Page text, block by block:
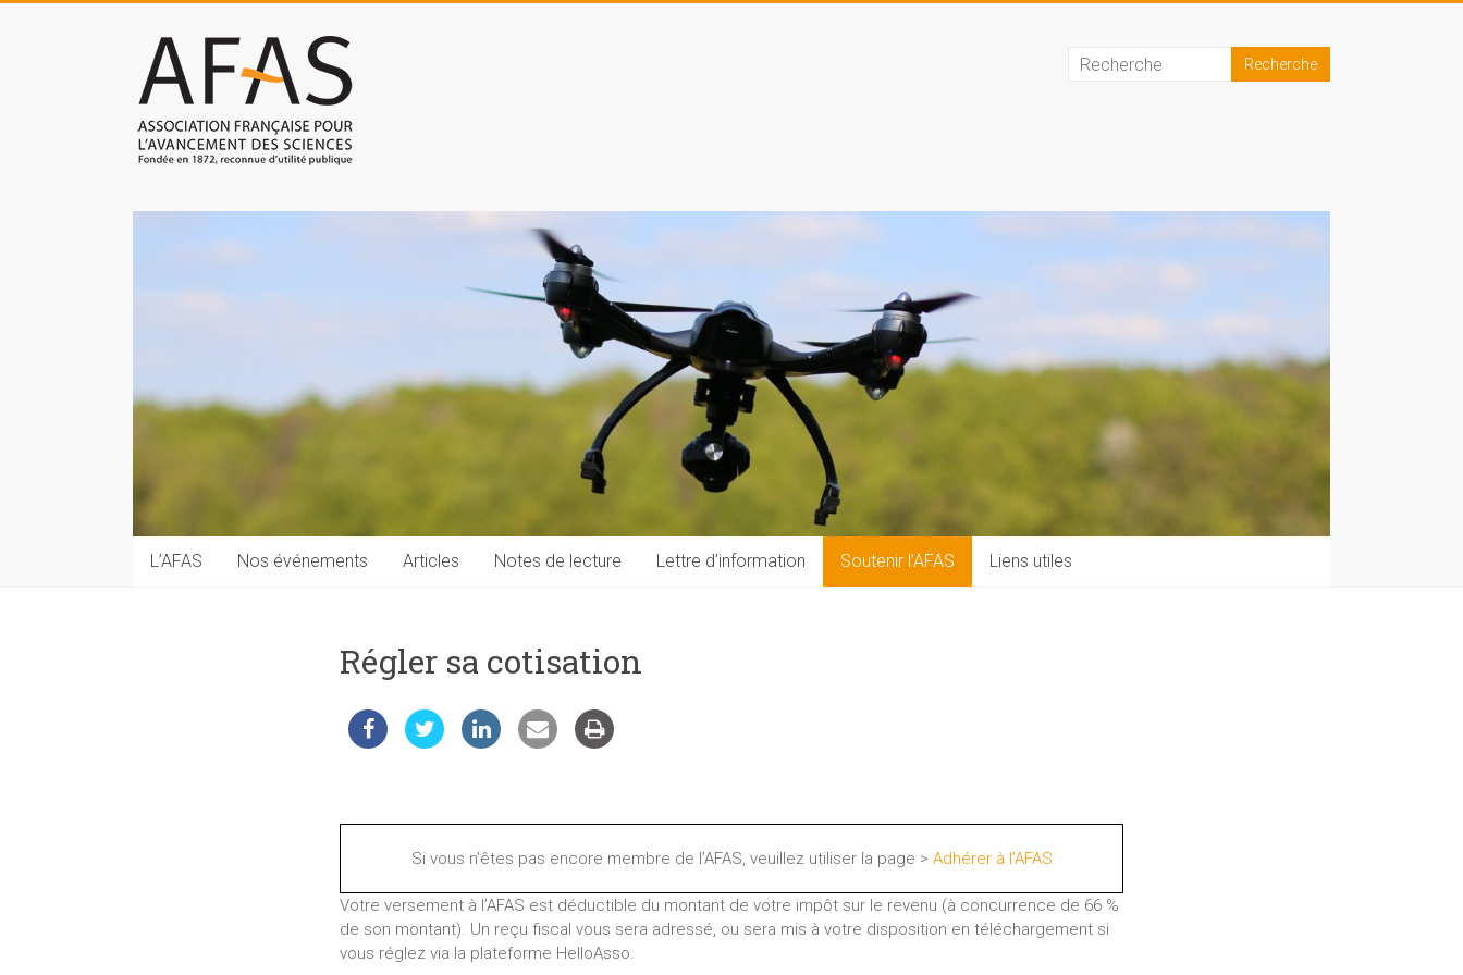
Association
française
pour
sciences
techniques
du
public
L’AFAS Nos événements Articles Notes de lecture Lettre d’information Soutenir l’AFAS Liens utiles
Régler sa cotisation
Si vous n’êtes pas encore membre de l’AFAS, veuillez utiliser la page > Adhérer à l’AFAS
Votre versement à l’AFAS est déductible du montant de votre impôt sur le revenu (à concurrence de 66 %
de son montant). Un reçu fiscal vous sera adressé, ou sera mis à votre disposition en téléchargement si
vous réglez via la plateforme HelloAsso.